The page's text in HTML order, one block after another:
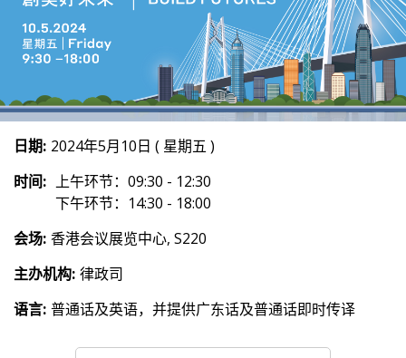
日期: 2024年5月10日 ( 星期五 )
时间: 上午环节：09:30 - 12:30
下午环节：14:30 - 18:00
会场: 香港会议展览中心, S220
主办机构: 律政司
语言: 普通话及英语，并提供广东话及普通话即时传译